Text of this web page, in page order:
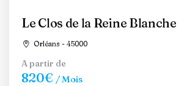
Le Clos de la Reine Blanche
Orléans - 45000
A partir de
820€ / Mois